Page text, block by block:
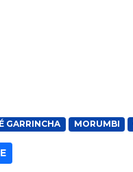
GARRINCHA MORUMBI